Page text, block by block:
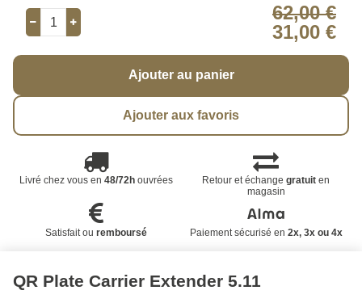
62,00 €
31,00 €
Ajouter au panier
Ajouter aux favoris
Livré chez vous en 48/72houvrées Retour et échangegratuit en
magasin
Satisfait ou remboursé Paiement sécurisé en 2x, 3x ou 4x
QR Plate Carrier Extender 5.11